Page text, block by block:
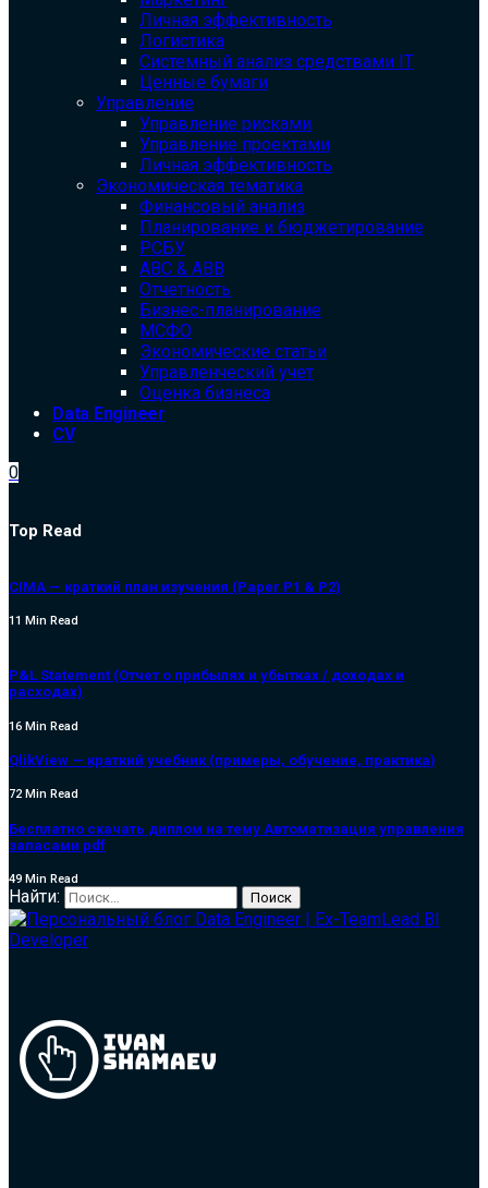
Личная эффективность
Логистика
Системный анализ средствами IT
Ценные бумаги
Управление
Управление рисками
Управление проектами
Личная эффективность
Экономическая тематика
Финансовый анализ
Планирование и бюджетирование
РСБУ
ABC & ABB
Отчетность
Бизнес-планирование
МСФО
Экономические статьи
Управленческий учет
Оценка бизнеса
Data Engineer
CV
0
Top Read
CIMA — краткий план изучения (Paper P1 & P2)
11 Min Read
P&L Statement (Отчет о прибылях и убытках / доходах и
расходах)
16 Min Read
QlikView — краткий учебник (примеры, обучение, практика)
72 Min Read
Бесплатно скачать диплом на тему Автоматизация управления
запасами pdf
49 Min Read
Найти: